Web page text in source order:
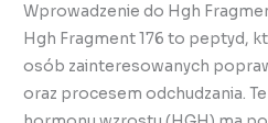
Wprowadzenie do Hgh
Hgh Fragment 176 to peptyd,
osób zainteresowanych
oraz procesem odchudzania.